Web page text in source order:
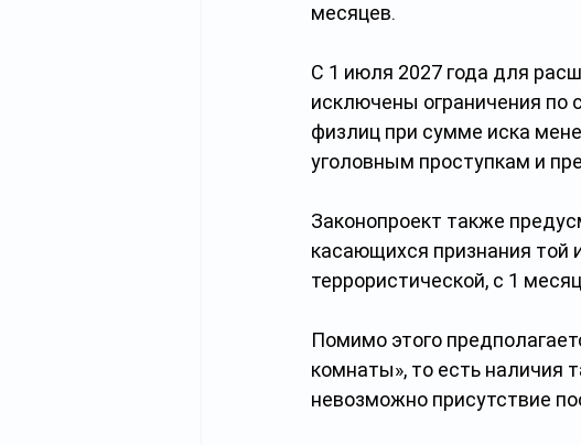
месяцев.
С 1 июля 2027 года для
исключены ограничения
физлиц при сумме иска
уголовным проступкам и
Законопроект также
касающихся признания той
террористической, с 1
Помимо этого
комнаты», то есть наличия
невозможно присутствие